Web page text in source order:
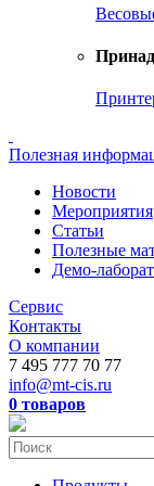
Полезная
Новости
Мероприятия
Статьи
Полезные
Демо-
Сервис
Контакты
О компании
7 495 777 70 77
info@mt-cis.ru
0 товаров